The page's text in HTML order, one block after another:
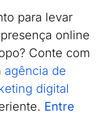
para levar
online
Conte com
agência de
digital
Entre